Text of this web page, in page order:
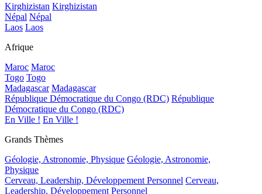
Kirghizistan Kirghizistan
Népal Népal
Laos Laos
Afrique
Maroc Maroc
Togo Togo
Madagascar Madagascar
République Démocratique du Congo (RDC) République
Démocratique du Congo (RDC)
En Ville ! En Ville !
Grands Thèmes
Géologie, Astronomie, Physique Géologie, Astronomie,
Physique
Cerveau, Leadership, Développement Personnel Cerveau,
Leadership, Développement Personnel